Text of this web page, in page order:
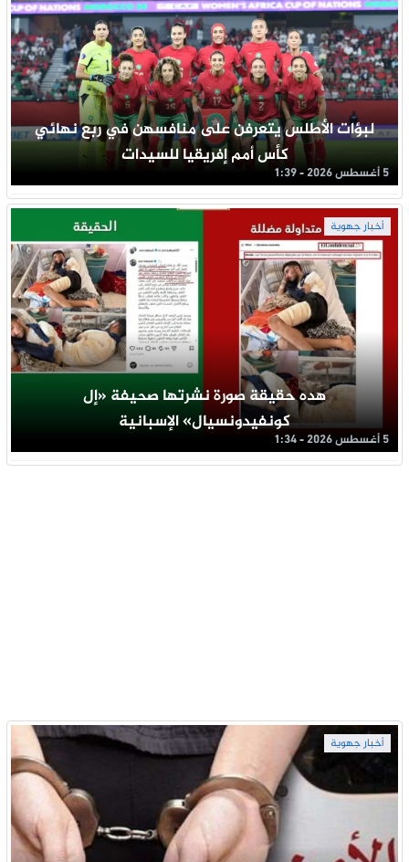
لبؤات الأطلس يتعرفن على منافسهن في ربع نهائي
كأس أمم إفريقيا للسيدات
5 أغسطس 2026 - 1:39
أخبار جهوية
هده حقيقة صورة نشرتها صحيفة «إل
كونفيدونسيال» الإسبانية
5 أغسطس 2026 - 1:34
أخبار جهوية